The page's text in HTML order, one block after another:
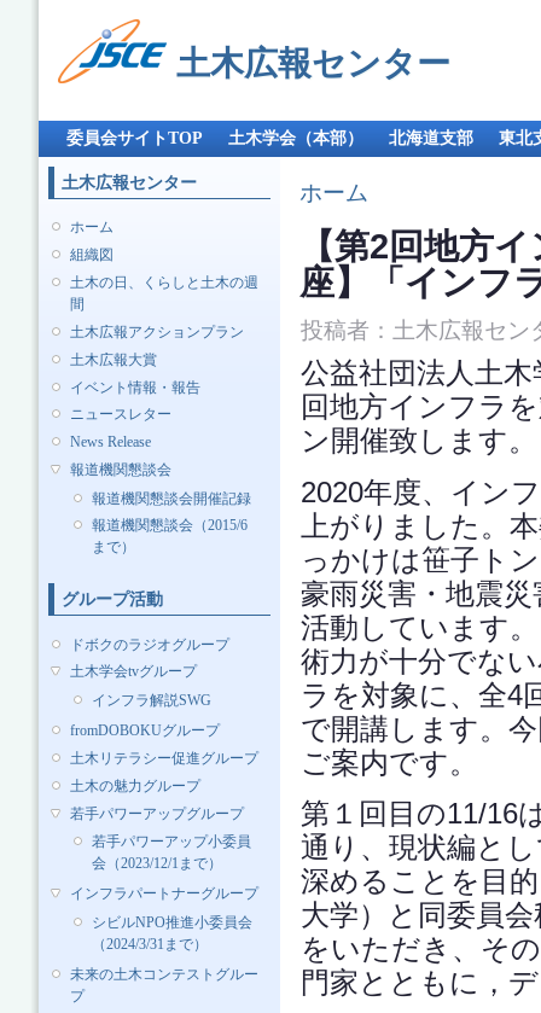
テ
動
土木広報センター
メインメニュー
委員会サイトTOP 土木学会（本部） 北海道支部 東北
土木広報センター
ホーム
組織図
土木の日、くらしと土木の週
間
土木広報アクションプラン
土木広報大賞
イベント情報・報告
ニュースレター
News Release
報道機関懇談会
報道機関懇談会開催記録
報道機関懇談会（2015/6
まで）
グループ活動
ドボクのラジオグループ
土木学会tvグループ
インフラ解説SWG
fromDOBOKUグループ
土木リテラシー促進グループ
土木の魅力グループ
若手パワーアップグループ
若手パワーアップ小委員
会（2023/12/1まで）
インフラパートナーグループ
シビルNPO推進小委員会
（2024/3/31まで）
未来の土木コンテストグルー
プ
現在地
ホーム
【第2回地方
座】「インフ
投稿者： 土木広報セン
公益社団法人土
回地方インフラ
ン開催致します。
2020年度、イン
上がりました。
っかけは笹子ト
豪雨災害・地震
活動しています
術力が十分でな
ラを対象に、全4
で開講します。
ご案内です。
第１回目の11/16
通り、現状編と
深めることを目
大学）と同委員
をいただき、そ
門家とともに，